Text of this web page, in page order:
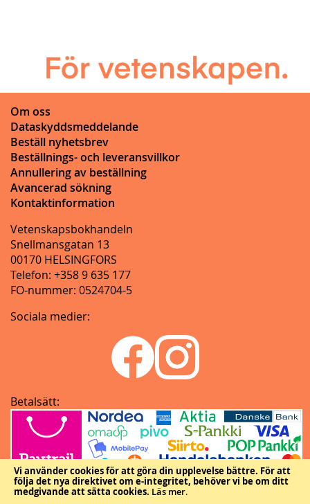
Vi använder cookies för att göra din upplevelse bättre. För att
följa det nya direktivet om e-integritet, behöver vi be om ditt
medgivande att sätta cookies. Läs mer.
Om oss
Dataskyddsmeddelande
Beställ nyhetsbrev
Beställnings- och leveransvillkor
Annullering av beställning
Avancerad sökning
Kontaktinformation
Vetenskapsbokhandeln
Snellmansgatan 13
00170 HELSINGFORS
Telefon: +358 9 635 177
FO-nummer: 0524704-5
Sociala medier:
Betalsätt: